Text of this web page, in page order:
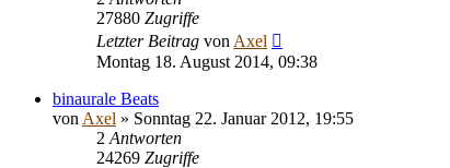
27880 Zugriffe
Letzter Beitrag von Axel
Montag 18. August 2014, 09:38
binaurale Beats
von Axel » Sonntag 22. Januar 2012, 19:55
2 Antworten
24269 Zugriffe